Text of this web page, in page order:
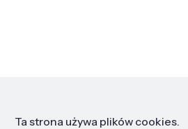
Informacje
Ta strona używa plików cookies.